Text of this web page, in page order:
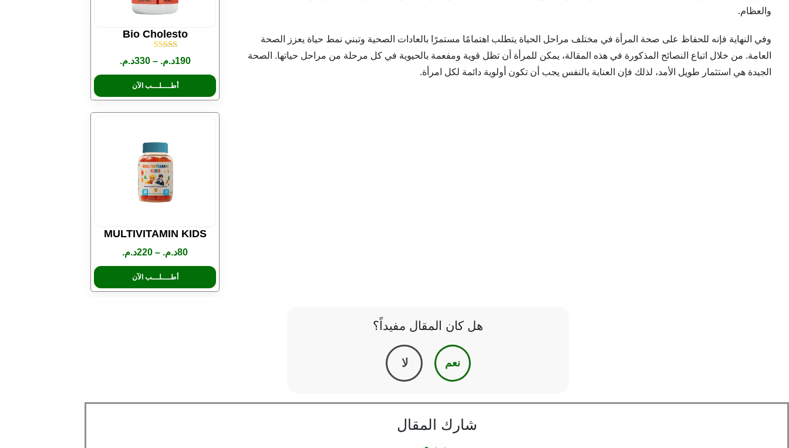
والعظام.
وفي النهاية فإنه للحفاظ على صحة المرأة في مختلف مراحل الحياة يتطلب اهتمامًا مستمرًا بالعادات الصحية وتبني نمط حياة يعزز الصحة
العامة. من خلال اتباع النصائح المذكورة في هذه المقالة، يمكن للمرأة أن تظل قوية ومفعمة بالحيوية في كل مرحلة من مراحل حياتها. الصحة
الجيدة هي استثمار طويل الأمد، لذلك فإن العناية بالنفس يجب أن تكون أولوية دائمة لكل امرأة.
Bio Cholesto
تم التقييم
5.00
من 5
190د.م. –
330د.م.
أطــــلـــب الآن
MULTIVITAMIN KIDS
80د.م. –
220د.م.
أطــــلـــب الآن
هل كان المقال مفيداً؟
نعم لا
شارك المقال